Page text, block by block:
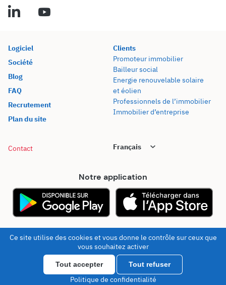
Tester KelFoncier
Logiciel
Société
Blog
FAQ
Recrutement
Plan du site
Clients
Promoteur immobilier
Bailleur social
Energie renouvelable solaire
et éolien
Professionnels de l’immobilier
Immobilier d’entreprise
Contact
Notre application
Ce site utilise des cookies et vous donne le contrôle sur ceux que
vous souhaitez activer
Tout accepter Tout refuser
Politique de confidentialité